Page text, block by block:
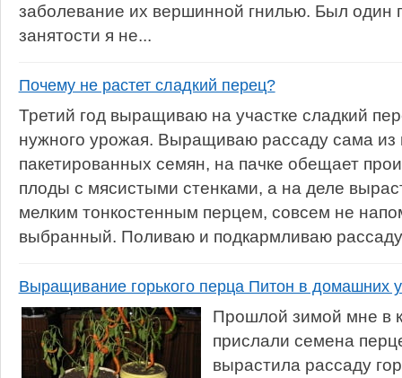
заболевание их вершинной гнилью. Был один
занятости я не...
Почему не растет сладкий перец?
Третий год выращиваю на участке сладкий
нужного урожая. Выращиваю рассаду сама из
пакетированных семян, на пачке обещает
плоды с мясистыми стенками, а на деле
мелким тонкостенным перцем, совсем не
выбранный. Поливаю и подкармливаю
Выращивание горького перца Питон в домашних
Прошлой зимой мне в
прислали семена
вырастила рассаду